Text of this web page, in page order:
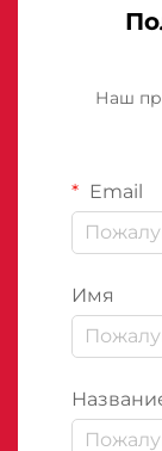
Наш
Email
Имя